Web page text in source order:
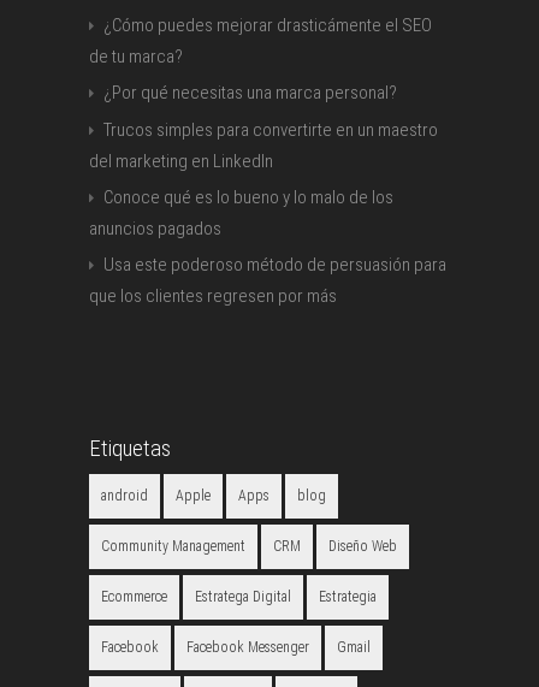
¿Cómo puedes mejorar drasticámente el SEO
de tu marca?
¿Por qué necesitas una marca personal?
Trucos simples para convertirte en un maestro
del marketing en LinkedIn
Conoce qué es lo bueno y lo malo de los
anuncios pagados
Usa este poderoso método de persuasión para
que los clientes regresen por más
Etiquetas
android Apple Apps blog
Community Management CRM Diseño Web
Ecommerce Estratega Digital Estrategia
Facebook Facebook Messenger Gmail